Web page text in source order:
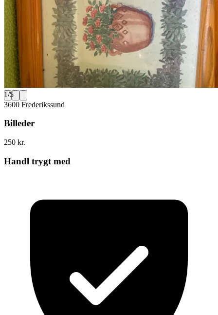
1/5
3600 Frederikssund
Billeder
250 kr.
Handl trygt med